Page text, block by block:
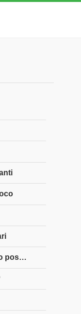
Calcio - Giocatori e loro posizioni